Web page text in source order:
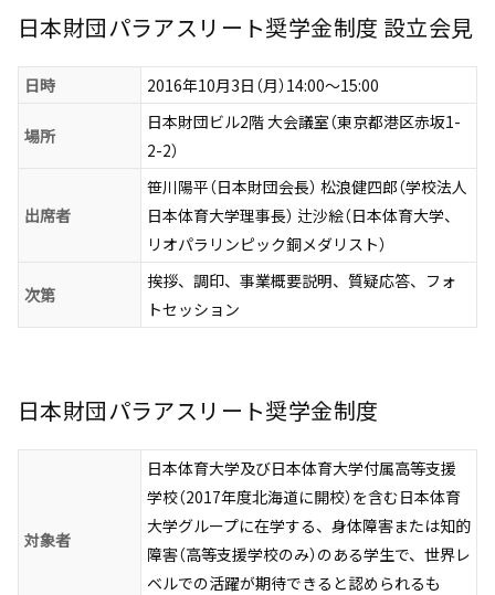
日本財団パラアスリート奨学金制度 設立会見
日時 2016年10月3日（月）14:00～15:00
場所
日本財団ビル2階 大会議室（東京都港区赤坂1-
2-2）
出席者
笹川陽平（日本財団会長） 松浪健四郎（学校法人
日本体育大学理事長） 辻沙絵（日本体育大学、
リオパラリンピック銅メダリスト）
次第
挨拶、調印、事業概要説明、質疑応答、フォ
トセッション
日本財団パラアスリート奨学金制度
対象者
日本体育大学及び日本体育大学付属高等支援
学校（2017年度北海道に開校）を含む日本体育
大学グループに在学する、身体障害または知的
障害（高等支援学校のみ）のある学生で、世界レ
ベルでの活躍が期待できると認められるも